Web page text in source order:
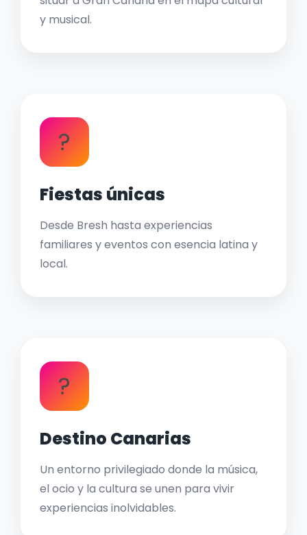
y musical.
?
Fiestas únicas
Desde Bresh hasta experiencias
familiares y eventos con esencia latina y
local.
?
Destino Canarias
Un entorno privilegiado donde la música,
el ocio y la cultura se unen para vivir
experiencias inolvidables.